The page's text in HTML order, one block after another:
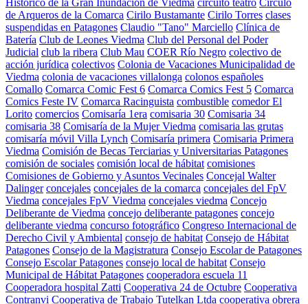
Histórico de la Gran Inundación de Viedma circuito teatro Círculo
de Arqueros de la Comarca Cirilo Bustamante Cirilo Torres clases
suspendidas en Patagones Claudio "Tano" Marciello Clínica de
Batería Club de Leones Viedma Club del Personal del Poder
Judicial club la ribera Club Mau COER Río Negro colectivo de
acción jurídica colectivos Colonia de Vacaciones Municipalidad de
Viedma colonia de vacaciones villalonga colonos españoles
Comallo Comarca Comic Fest 6 Comarca Comics Fest 5 Comarca
Comics Feste IV Comarca Racinguista combustible comedor El
Lorito comercios Comisaría 1era comisaria 30 Comisaria 34
comisaria 38 Comisaría de la Mujer Viedma comisaria las grutas
comisaría móvil Villa Lynch Comisaría primera Comisaria Primera
Viedma Comisión de Becas Terciarias y Universitarias Patagones
comisión de sociales comisión local de hábitat comisiones
Comisiones de Gobierno y Asuntos Vecinales Concejal Walter
Dalinger concejales concejales de la comarca concejales del FpV
Viedma concejales FpV Viedma concejales viedma Concejo
Deliberante de Viedma concejo deliberante patagones concejo
deliberante viedma concurso fotográfico Congreso Internacional de
Derecho Civil y Ambiental consejo de habitat Consejo de Hábitat
Patagones Consejo de la Magistratura Consejo Escolar de Patagones
Consejo Escolar Patagones consejo local de habitat Consejo
Municipal de Hábitat Patagones cooperadora escuela 11
Cooperadora hospital Zatti Cooperativa 24 de Octubre Cooperativa
Contranvi Cooperativa de Trabajo Tutelkan Ltda cooperativa obrera